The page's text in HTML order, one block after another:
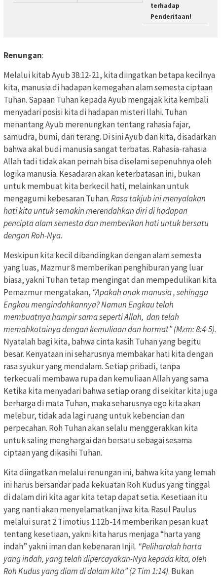
terhadap
Penderitaan!
Renungan:
Melalui kitab Ayub 38:12-21, kita diingatkan betapa kecilnya
kita, manusia di hadapan kemegahan alam semesta ciptaan
Tuhan. Sapaan Tuhan kepada Ayub mengajak kita kembali
menyadari posisi kita di hadapan misteri Ilahi. Tuhan
menantang Ayub merenungkan tentang rahasia fajar,
samudra, bumi, dan terang. Di sini Ayub dan kita, disadarkan
bahwa akal budi manusia sangat terbatas. Rahasia-rahasia
Allah tadi tidak akan pernah bisa diselami sepenuhnya oleh
logika manusia. Kesadaran akan keterbatasan ini, bukan
untuk membuat kita berkecil hati, melainkan untuk
mengagumi kebesaran Tuhan.Rasa takjub ini menyalakan
hati kita untuk semakin merendahkan diri di hadapan
pencipta alam semesta dan memberikan hati untuk bersatu
dengan Roh-Nya.
Meskipun kita kecil dibandingkan dengan alam semesta
yang luas, Mazmur 8 memberikan penghiburan yang luar
biasa, yakni Tuhan tetap mengingat dan mempedulikan kita.
Pemazmur mengatakan, “Apakah anak manusia , sehingga
Engkau mengindahkannya? Namun Engkau telah
membuatnya hampir sama seperti Allah, dan telah
memahkotainya dengan kemuliaan dan hormat” (Mzm: 8:4-5).
Nyatalah bagi kita, bahwa cinta kasih Tuhan yang begitu
besar. Kenyataan ini seharusnya membakar hati kita dengan
rasa syukur yang mendalam. Setiap pribadi, tanpa
terkecuali membawa rupa dan kemuliaan Allah yang sama.
Ketika kita menyadari bahwa setiap orang di sekitar kita juga
berharga di mata Tuhan, maka seharusnya ego kita akan
melebur, tidak ada lagi ruang untuk kebencian dan
perpecahan. Roh Tuhan akan selalu menggerakkan kita
untuk saling menghargai dan bersatu sebagai sesama
ciptaan yang dikasihi Tuhan.
Kita diingatkan melalui renungan ini, bahwa kita yang lemah
ini harus bersandar pada kekuatan Roh Kudus yang tinggal
di dalam diri kita agar kita tetap dapat setia. Kesetiaan itu
yang nanti akan menyelamatkan jiwa kita. Rasul Paulus
melalui surat 2 Timotius 1:12b-14 memberikan pesan kuat
tentang kesetiaan, yakni kita harus menjaga “harta yang
indah” yakni iman dan kebenaran Injil. “Peliharalah harta
yang indah, yang telah dipercayakan-Nya kepada kita, oleh
Roh Kudus yang diam di dalam kita” (2 Tim 1:14). Bukan